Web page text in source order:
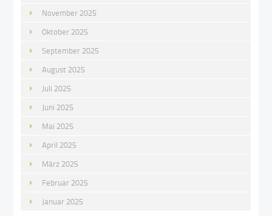
November 2025
Oktober 2025
September 2025
August 2025
Juli 2025
Juni 2025
Mai 2025
April 2025
März 2025
Februar 2025
Januar 2025